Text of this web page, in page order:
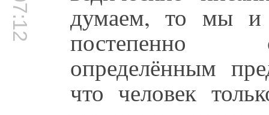
думаем, то мы и
постепенно
определённым
что человек